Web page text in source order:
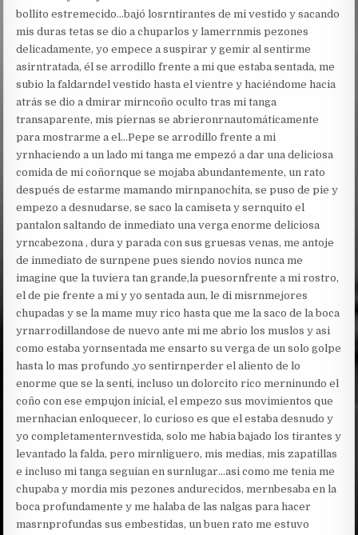
bollito estremecido…bajó losrntirantes de mi vestido y sacando
mis duras tetas se dio a chuparlos y lamerrnmis pezones
delicadamente, yo empece a suspirar y gemir al sentirme
asirntratada, él se arrodillo frente a mi que estaba sentada, me
subio la faldarndel vestido hasta el vientre y haciéndome hacia
atrás se dio a dmirar mirncoño oculto tras mi tanga
transaparente, mis piernas se abrieronrnautomáticamente
para mostrarme a el…Pepe se arrodillo frente a mi
yrnhaciendo a un lado mi tanga me empezó a dar una deliciosa
comida de mi coñornque se mojaba abundantemente, un rato
después de estarme mamando mirnpanochita, se puso de pie y
empezo a desnudarse, se saco la camiseta y sernquito el
pantalon saltando de inmediato una verga enorme deliciosa
yrncabezona , dura y parada con sus gruesas venas, me antoje
de inmediato de surnpene pues siendo novios nunca me
imagine que la tuviera tan grande,la puesornfrente a mi rostro,
el de pie frente a mi y yo sentada aun, le di misrnmejores
chupadas y se la mame muy rico hasta que me la saco de la boca
yrnarrodillandose de nuevo ante mi me abrio los muslos y asi
como estaba yornsentada me ensarto su verga de un solo golpe
hasta lo mas profundo ,yo sentirnperder el aliento de lo
enorme que se la senti, incluso un dolorcito rico merninundo el
coño con ese empujon inicial, el empezo sus movimientos que
mernhacian enloquecer, lo curioso es que el estaba desnudo y
yo completamenternvestida, solo me habia bajado los tirantes y
levantado la falda, pero mirnliguero, mis medias, mis zapatillas
e incluso mi tanga seguian en surnlugar…asi como me tenia me
chupaba y mordia mis pezones andurecidos, mernbesaba en la
boca profundamente y me halaba de las nalgas para hacer
masrnprofundas sus embestidas, un buen rato me estuvo